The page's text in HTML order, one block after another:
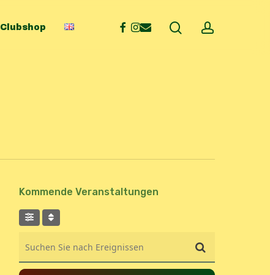
Clubshop facebook
instagram
email searchaccount
Kommende Veranstaltungen